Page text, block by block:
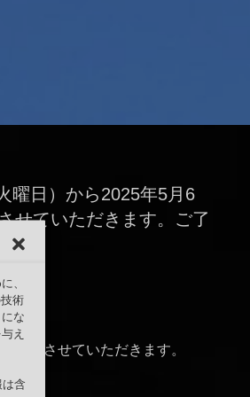
、
術
な
え
含
曜日）から2025年5月6
せていただきます。ご了
業とさせていただきます。